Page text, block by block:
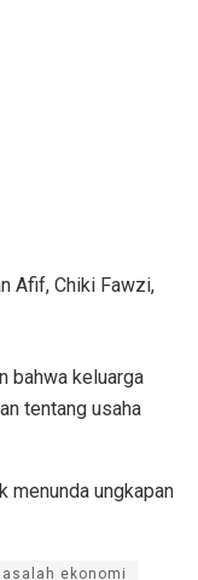
Afif, Chiki Fawzi,
bahwa keluarga
tentang usaha
menunda ungkapan
ekonomi